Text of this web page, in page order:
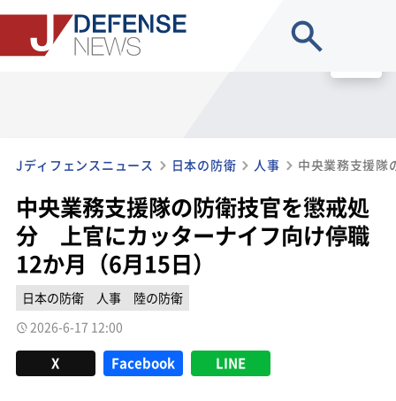
Jディフェンスニュース 日本の防衛 人事
中央業務支援隊の防衛技官を懲戒処
分 上官にカッターナイフ向け停職
12か月（6月15日）
日本の防衛 人事
陸の防衛
2026-6-17 12:00
X Facebook LINE